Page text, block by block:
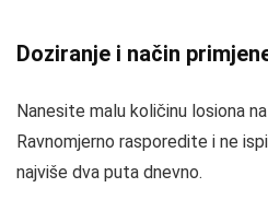
Doziranje i način
Nanesite malu količinu losiona
Ravnomjerno rasporedite i ne
najviše dva puta dnevno.